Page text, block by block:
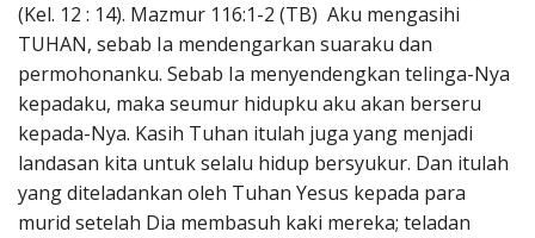
(Kel. 12 : 14). Mazmur 116:1-2 (TB) Aku mengasihi
TUHAN, sebab Ia mendengarkan suaraku dan
permohonanku. Sebab Ia menyendengkan telinga-Nya
kepadaku, maka seumur hidupku aku akan berseru
kepada-Nya. Kasih Tuhan itulah juga yang menjadi
landasan kita untuk selalu hidup bersyukur. Dan itulah
yang diteladankan oleh Tuhan Yesus kepada para
murid setelah Dia membasuh kaki mereka; teladan